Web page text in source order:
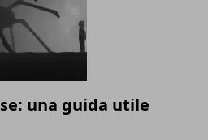
una guida utile